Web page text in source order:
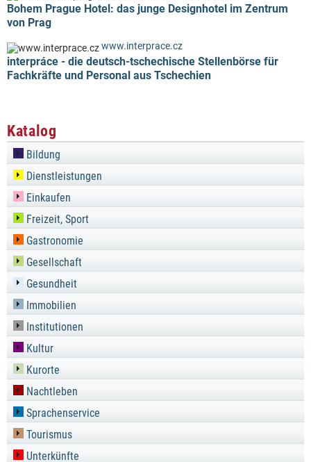
Bohem Prague Hotel: das junge Designhotel im Zentrum
von Prag
www.interprace.cz
interpráce - die deutsch-tschechische Stellenbörse für
Fachkräfte und Personal aus Tschechien
Katalog
Bildung
Dienstleistungen
Einkaufen
Freizeit, Sport
Gastronomie
Gesellschaft
Gesundheit
Immobilien
Institutionen
Kultur
Kurorte
Nachtleben
Sprachenservice
Tourismus
Unterkünfte